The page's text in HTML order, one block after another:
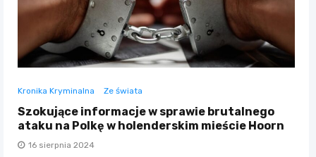
Kronika Kryminalna Ze świata
Szokujące informacje w sprawie brutalnego
ataku na Polkę w holenderskim mieście Hoorn
16 sierpnia 2024